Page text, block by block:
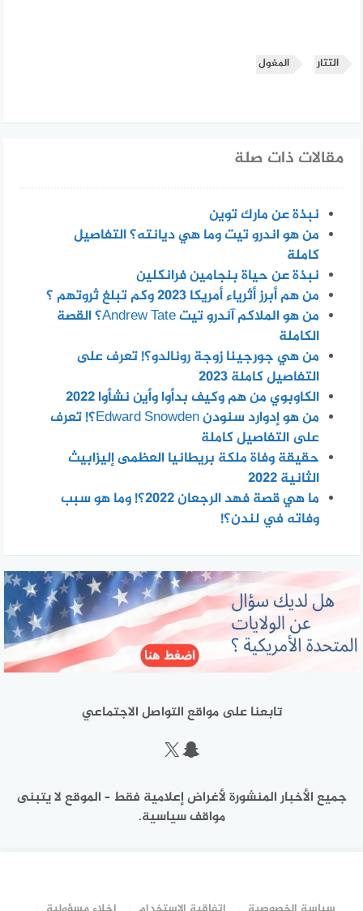
التتار المغول
مقالات ذات صلة
نبذة عن مارك توين
من هو اندرو تيت وما هي ديانته؟ التفاصيل
كاملة
نبذة عن حياة بنجامين فرانكلين
من هم أبرز أثرياء أمريكا 2023 وكم تبلغ ثروتهم ؟
من هو الملاكم آندرو تيت Andrew Tate؟ القصة
الكاملة
من هي جورجينا زوجة رونالدو؟! تعرف على
التفاصيل كاملة 2023
الكاوبوي من هم وكيف بدأوا وأين نشأوا 2022
من هو إدوارد سنودن Edward Snowden؟! تعرف
على التفاصيل كاملة
حقيقة وفاة ملكة بريطانيا العظمى إليزابيث
الثانية 2022
ما هي قصة فهد الرجعان 2022؟! وما هو سبب
وفاته في لندن؟!
تابعنا على مواقع التواصل الاجتماعي
سناب شات
إكس
جميع الأخبار المنشورة لأغراض إعلامية فقط – الموقع لا يتبنى
مواقف سياسية.